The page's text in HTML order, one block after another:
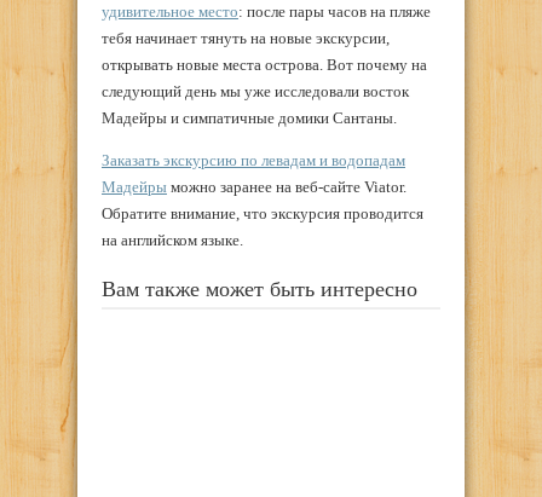
удивительное место: после пары часов на пляже
тебя начинает тянуть на новые экскурсии,
открывать новые места острова. Вот почему на
следующий день мы уже исследовали восток
Мадейры и симпатичные домики Сантаны.
Заказать экскурсию по левадам и водопадам
Мадейры можно заранее на веб-сайте Viator.
Обратите внимание, что экскурсия проводится
на английском языке.
Вам также может быть интересно